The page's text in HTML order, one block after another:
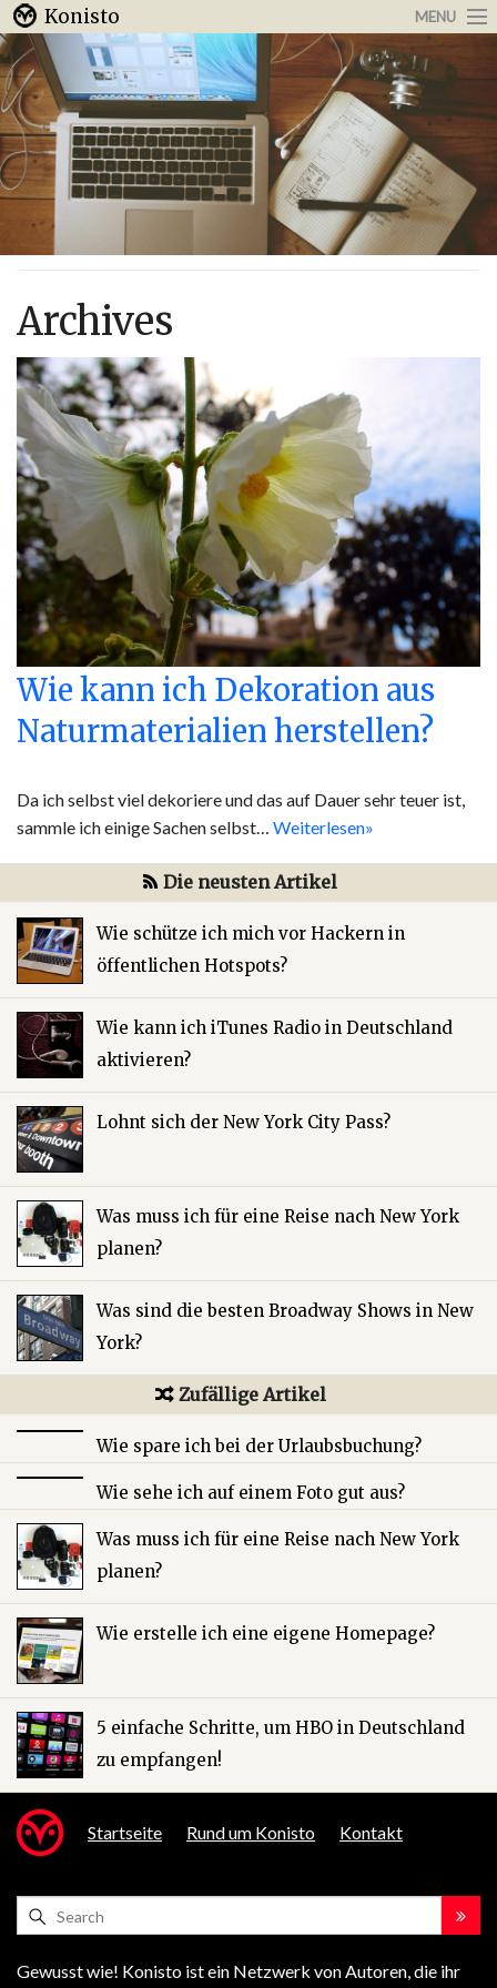
Konisto MENU
Arbeit & Karriere
Internet
Urlaub & Reisen
Archives
Wie kann ich Dekoration aus
Naturmaterialien herstellen?
Da ich selbst viel dekoriere und das auf Dauer sehr teuer ist,
sammle ich einige Sachen selbst… Weiterlesen»
Die neusten Artikel
Wie schütze ich mich vor Hackern in
öffentlichen Hotspots?
Wie kann ich iTunes Radio in Deutschland
aktivieren?
Lohnt sich der New York City Pass?
Was muss ich für eine Reise nach New York
planen?
Was sind die besten Broadway Shows in New
York?
Zufällige Artikel
Wie spare ich bei der Urlaubsbuchung?
Wie sehe ich auf einem Foto gut aus?
Was muss ich für eine Reise nach New York
planen?
Wie erstelle ich eine eigene Homepage?
5 einfache Schritte, um HBO in Deutschland
zu empfangen!
Startseite Rund um Konisto Kontakt
Gewusst wie! Konisto ist ein Netzwerk von Autoren, die ihr